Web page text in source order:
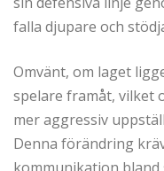
falla djupare och
Omvänt, om laget
spelare framåt, vilket
mer aggressiv
Denna förändring